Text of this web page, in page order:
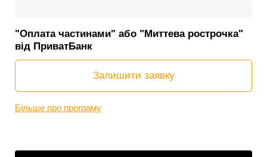
"Оплата частинами" або "Миттева рострочка"
від ПриватБанк
Залишити заявку
Більше про програму